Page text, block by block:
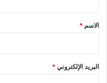
*
الاسم *
البريد الإلكتروني*